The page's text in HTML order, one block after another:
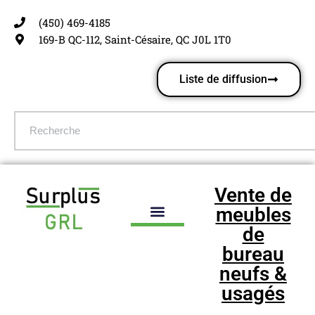
Aller
(450) 469-4185
169-B QC-112, Saint-Césaire, QC J0L 1T0
Liste de diffusion
Vente de
meubles
de
bureau
neufs &
usagés